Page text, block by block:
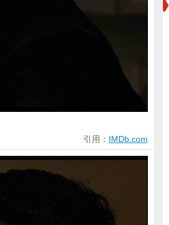
引用： IMDb.com